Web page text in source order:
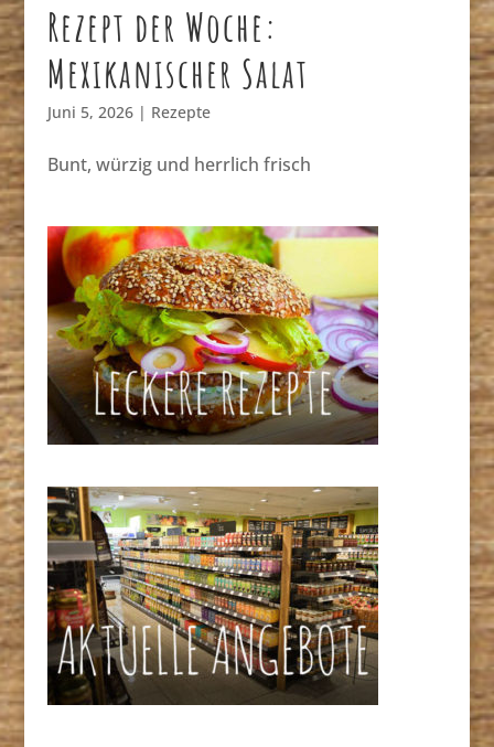
Rezept der Woche:
Mexikanischer Salat
Juni 5, 2026| Rezepte
Bunt, würzig und herrlich frisch